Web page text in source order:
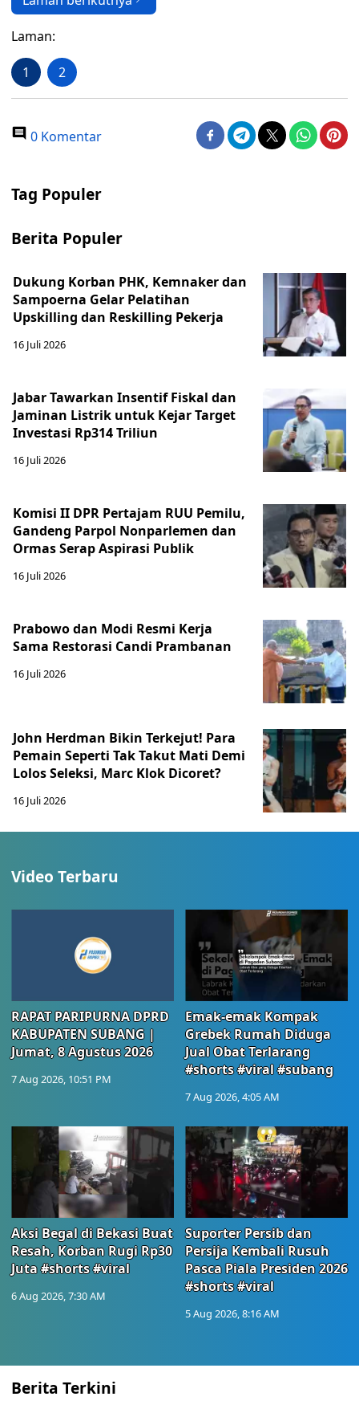
Laman:
1 2
0 Komentar
Tag Populer
Berita Populer
Dukung Korban PHK, Kemnaker dan
Sampoerna Gelar Pelatihan
Upskilling dan Reskilling Pekerja
16 Juli 2026
Jabar Tawarkan Insentif Fiskal dan
Jaminan Listrik untuk Kejar Target
Investasi Rp314 Triliun
16 Juli 2026
Komisi II DPR Pertajam RUU Pemilu,
Gandeng Parpol Nonparlemen dan
Ormas Serap Aspirasi Publik
16 Juli 2026
Prabowo dan Modi Resmi Kerja
Sama Restorasi Candi Prambanan
16 Juli 2026
John Herdman Bikin Terkejut! Para
Pemain Seperti Tak Takut Mati Demi
Lolos Seleksi, Marc Klok Dicoret?
16 Juli 2026
Video Terbaru
RAPAT PARIPURNA DPRD
KABUPATEN SUBANG |
Jumat, 8 Agustus 2026
7 Aug 2026, 10:51 PM
Emak-emak Kompak
Grebek Rumah Diduga
Jual Obat Terlarang
#shorts #viral #subang
7 Aug 2026, 4:05 AM
Aksi Begal di Bekasi Buat
Resah, Korban Rugi Rp30
Juta #shorts #viral
6 Aug 2026, 7:30 AM
Suporter Persib dan
Persija Kembali Rusuh
Pasca Piala Presiden 2026
#shorts #viral
5 Aug 2026, 8:16 AM
Berita Terkini